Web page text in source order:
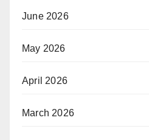
June 2026
May 2026
April 2026
March 2026